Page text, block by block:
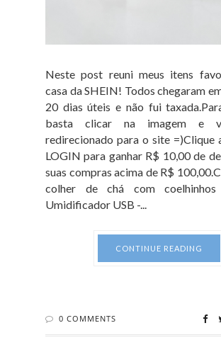
Neste post reuni meus itens
casa da SHEIN! Todos chegaram
20 dias úteis e não fui
basta clicar na imagem e
redirecionado para o site =)Clique
LOGIN para ganhar R$ 10,00 de
suas compras acima de R$
colher de chá com
Umidificador USB -...
CONTINUE READING
0 COMMENTS